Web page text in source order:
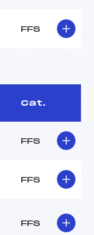
FFS
Cat.
FFS
FFS
FFS